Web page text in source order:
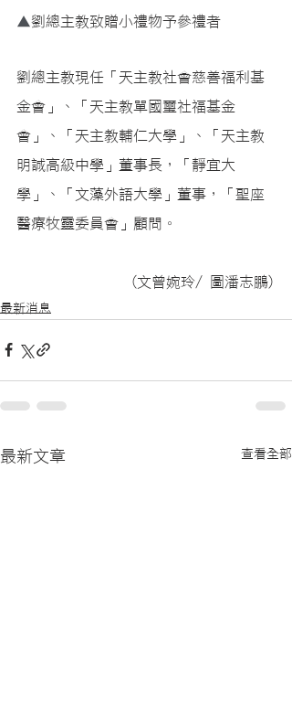
▲劉總主教致贈小禮物予參禮者
劉總主教現任「天主教社會慈善福利基
金會」、「 天主教單國璽社福基金
會 」 、「天主教輔仁大學 」
、「天主教
明誠高級中學」董事長，「 靜宜大
學」、「文藻外語大學」董事，「聖座
醫療牧靈委員會」顧問 。
(文曾婉玲/ 圖潘志鵬)
最新消息
最新文章 查看全部